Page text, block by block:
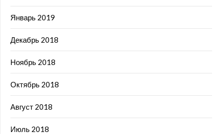
Январь 2019
Декабрь 2018
Ноябрь 2018
Октябрь 2018
Август 2018
Июль 2018